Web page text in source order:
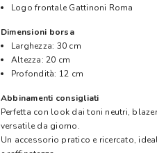
Logo frontale Gattinoni Roma
Dimensioni borsa
Larghezza: 30 cm
Altezza: 20 cm
Profondità: 12 cm
Abbinamenti consigliati
Perfetta con look dai toni neutri,
versatile da giorno.
Un accessorio pratico e ricercato,